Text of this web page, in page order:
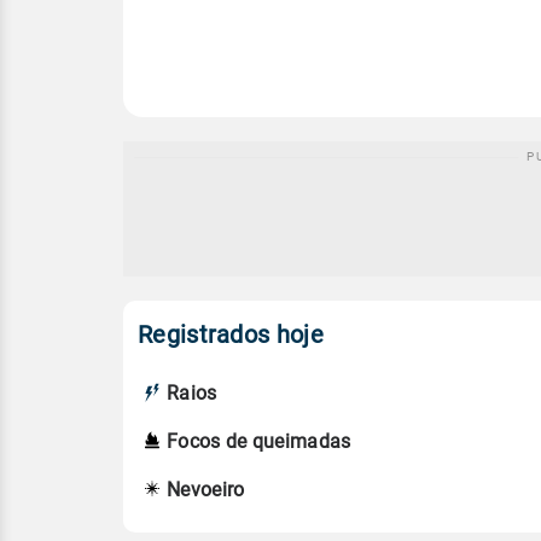
Registrados hoje
Raios
Focos de queimadas
Nevoeiro